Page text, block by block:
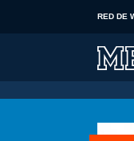
RED DE